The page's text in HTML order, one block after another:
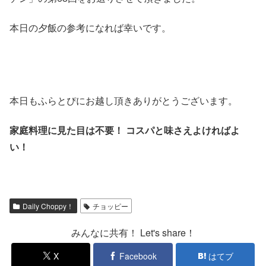
本日の夕飯の参考になれば幸いです。
本日もふらとぴにお越し頂きありがとうございます。
家庭料理に見た目は不要！ コスパと味さえよければよ
い！
Daily Choppy！ チョッピー
みんなに共有！ Let's share！
X Facebook はてブ